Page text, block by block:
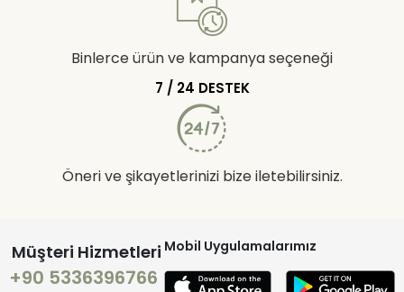
Binlerce ürün ve kampanya seçeneği
7 / 24 DESTEK
Öneri ve şikayetlerinizi bize iletebilirsiniz.
Müşteri Hizmetleri
+90 5336396766
Mobil Uygulamalarımız